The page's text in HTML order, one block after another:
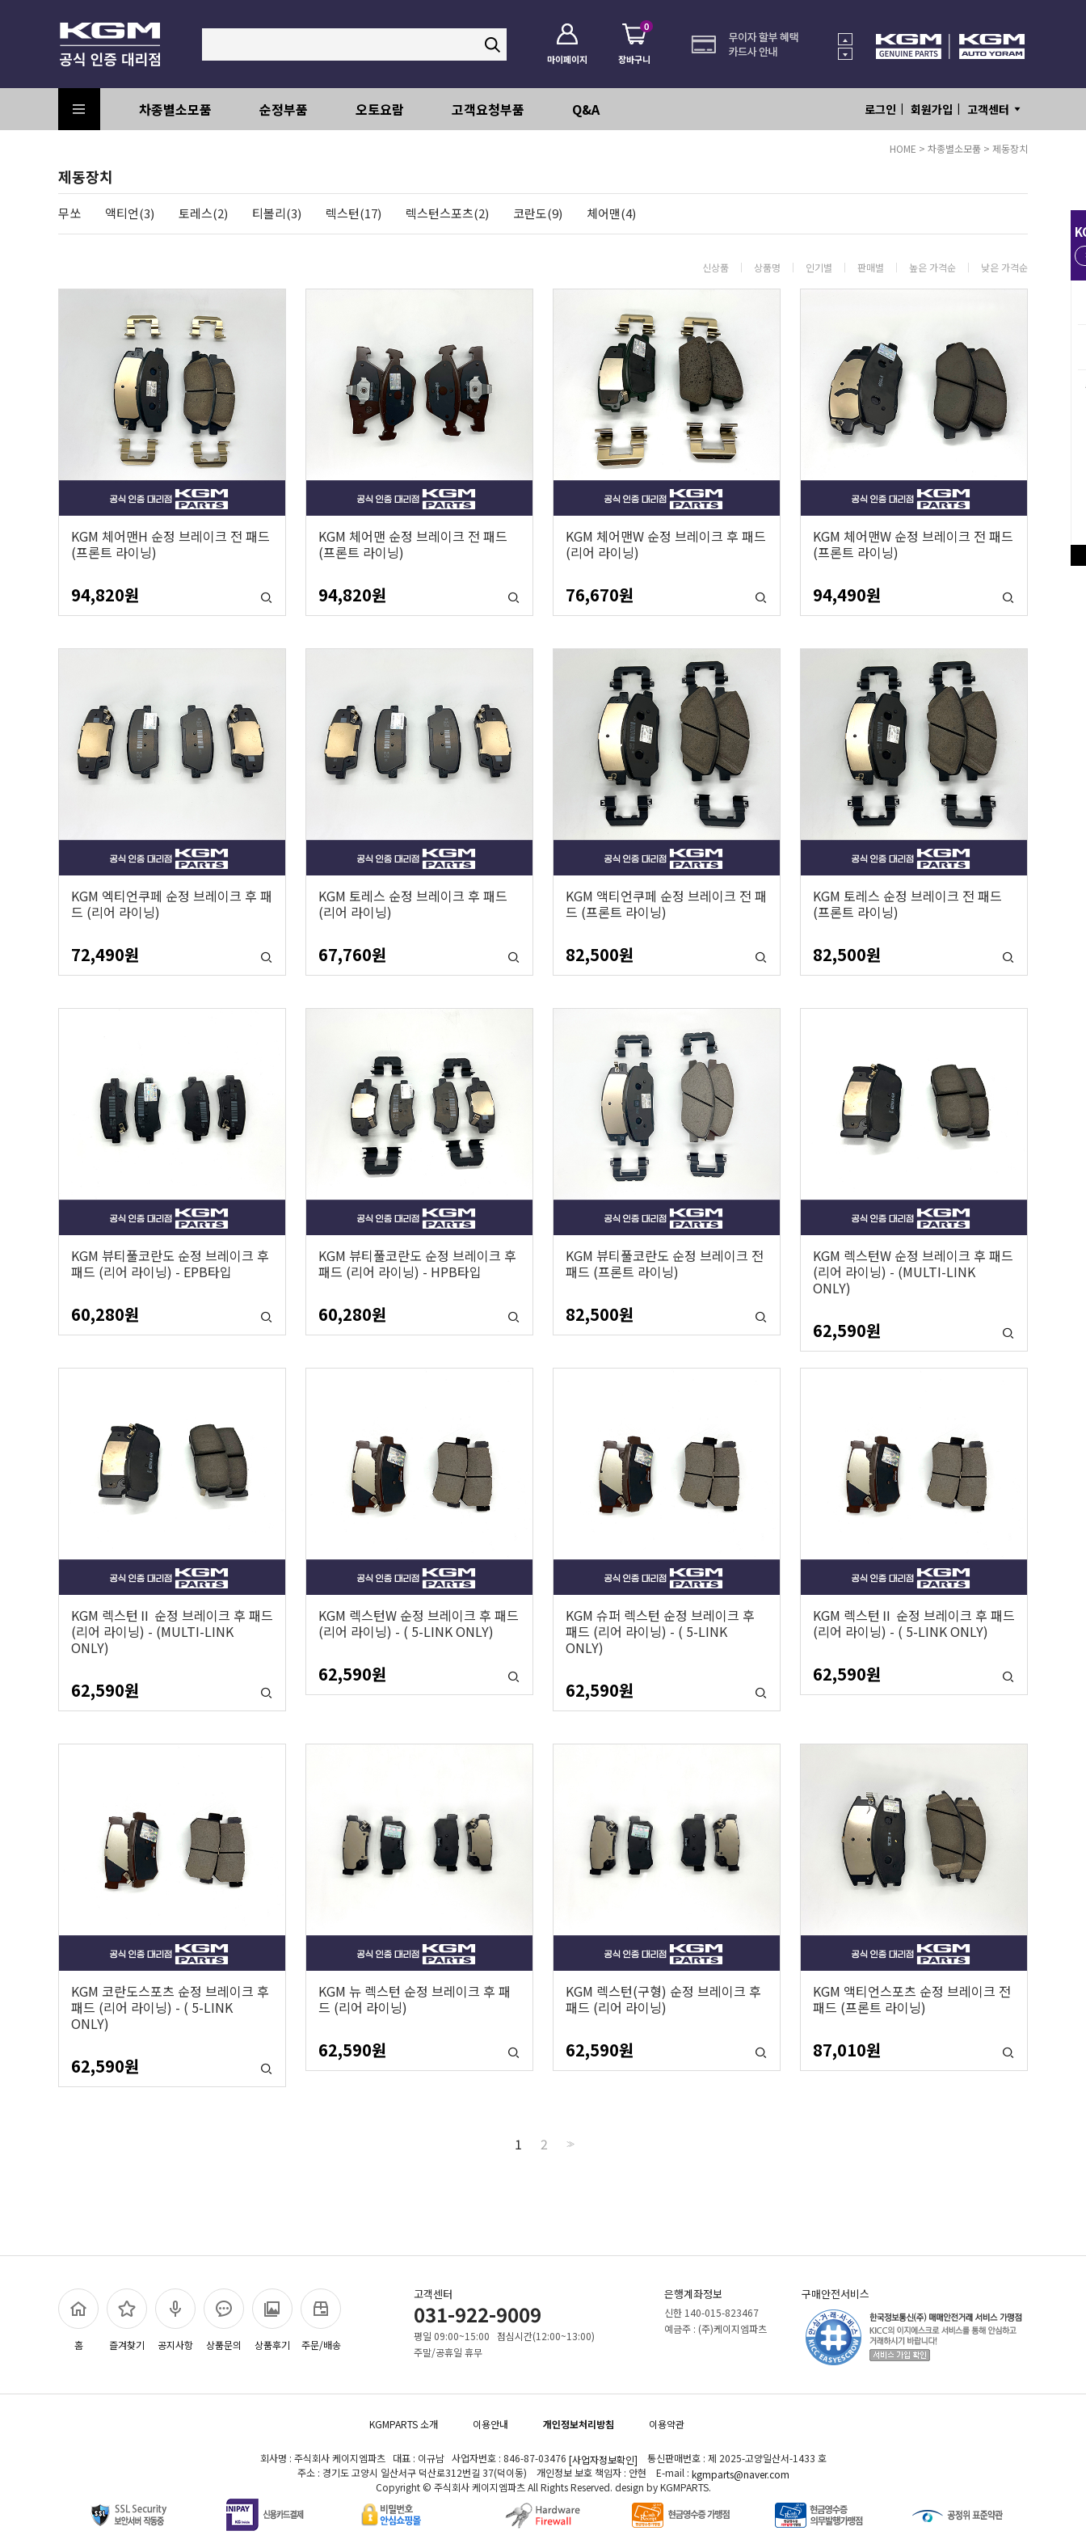
마이페이지
0
장바구니
차종별소모품 순정부품 오토요람 고객요청부품 Q&A 로그인 | 회원가입 | 고객센터
HOME > 차종별소모품 > 제동장치
제동장치
무쏘 액티언(3) 토레스(2) 티볼리(3) 렉스턴(17) 렉스턴스포츠(2) 코란도(9) 체어맨(4)
신상품 상품명 인기별 판매별 높은 가격순 낮은 가격순
KGM 체어맨H 순정 브레이크 전 패드
(프론트 라이닝)
94,820원
KGM 체어맨 순정 브레이크 전 패드
(프론트 라이닝)
94,820원
KGM 체어맨W 순정 브레이크 후 패드
(리어 라이닝)
76,670원
KGM 체어맨W 순정 브레이크 전 패드
(프론트 라이닝)
94,490원
KGM 엑티언쿠페 순정 브레이크 후 패
드 (리어 라이닝)
72,490원
KGM 토레스 순정 브레이크 후 패드
(리어 라이닝)
67,760원
KGM 액티언쿠페 순정 브레이크 전 패
드 (프론트 라이닝)
82,500원
KGM 토레스 순정 브레이크 전 패드
(프론트 라이닝)
82,500원
KGM 뷰티풀코란도 순정 브레이크 후
패드 (리어 라이닝) - EPB타입
60,280원
KGM 뷰티풀코란도 순정 브레이크 후
패드 (리어 라이닝) - HPB타입
60,280원
KGM 뷰티풀코란도 순정 브레이크 전
패드 (프론트 라이닝)
82,500원
KGM 렉스턴W 순정 브레이크 후 패드
(리어 라이닝) - (MULTI-LINK
ONLY)
62,590원
KGM 렉스턴Ⅱ 순정 브레이크 후 패드
(리어 라이닝) - (MULTI-LINK
ONLY)
62,590원
KGM 렉스턴W 순정 브레이크 후 패드
(리어 라이닝) - ( 5-LINK ONLY)
62,590원
KGM 슈퍼 렉스턴 순정 브레이크 후
패드 (리어 라이닝) - ( 5-LINK
ONLY)
62,590원
KGM 렉스턴Ⅱ 순정 브레이크 후 패드
(리어 라이닝) - ( 5-LINK ONLY)
62,590원
KGM 코란도스포츠 순정 브레이크 후
패드 (리어 라이닝) - ( 5-LINK
ONLY)
62,590원
KGM 뉴 렉스턴 순정 브레이크 후 패
드 (리어 라이닝)
62,590원
KGM 렉스턴(구형) 순정 브레이크 후
패드 (리어 라이닝)
62,590원
KGM 액티언스포츠 순정 브레이크 전
패드 (프론트 라이닝)
87,010원
1 2 >>
홈 즐겨찾기 공지사항 상품문의 상품후기 주문/배송
고객센터
031-922-9009
평일 09:00~15:00 점심시간(12:00~13:00)
주말/공휴일 휴무
은행계좌정보
신한 140-015-823467
예금주 : (주)케이지엠파츠
구매안전서비스
KGMPARTS 소개 이용안내 개인정보처리방침 이용약관
회사명 : 주식회사 케이지엠파츠 대표 : 이규남 사업자번호 : 846-87-03476 [사업자정보확인] 통신판매번호 : 제 2025-고양일산서-1433 호
주소 : 경기도 고양시 일산서구 덕산로312번길 37(덕이동) 개인정보 보호 책임자 : 안현 E-mail : kgmparts@naver.com
Copyright © 주식회사 케이지엠파츠 All Rights Reserved. design by KGMPARTS.